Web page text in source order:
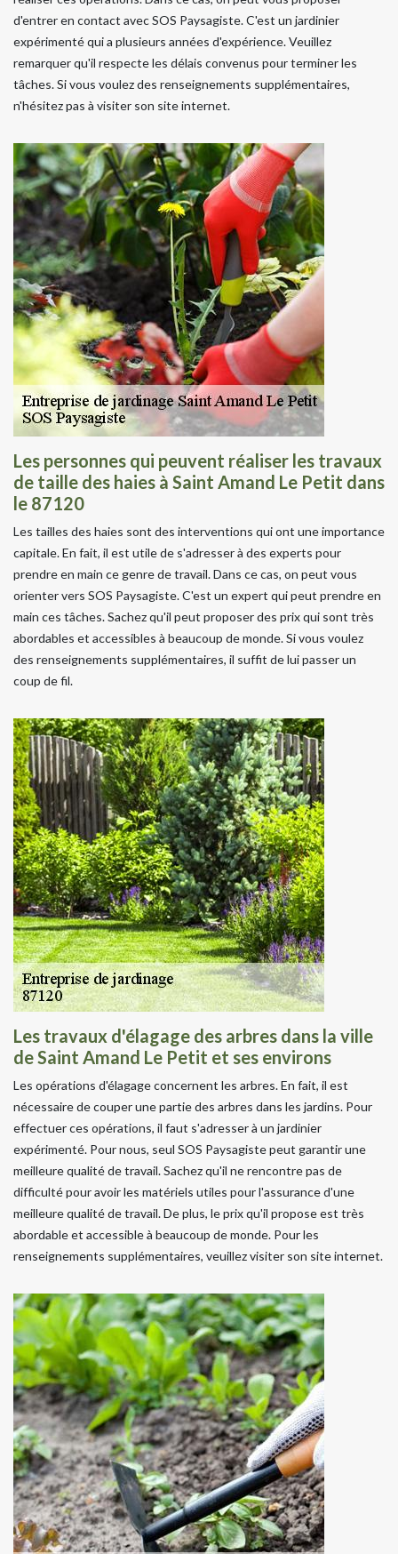
d'entrer en contact avec SOS Paysagiste. C'est un jardinier
expérimenté qui a plusieurs années d'expérience. Veuillez
remarquer qu'il respecte les délais convenus pour terminer les
tâches. Si vous voulez des renseignements supplémentaires,
n'hésitez pas à visiter son site internet.
Les personnes qui peuvent réaliser les travaux
de taille des haies à Saint Amand Le Petit dans
le 87120
Les tailles des haies sont des interventions qui ont une importance
capitale. En fait, il est utile de s'adresser à des experts pour
prendre en main ce genre de travail. Dans ce cas, on peut vous
orienter vers SOS Paysagiste. C'est un expert qui peut prendre en
main ces tâches. Sachez qu'il peut proposer des prix qui sont très
abordables et accessibles à beaucoup de monde. Si vous voulez
des renseignements supplémentaires, il suffit de lui passer un
coup de fil.
Les travaux d'élagage des arbres dans la ville
de Saint Amand Le Petit et ses environs
Les opérations d'élagage concernent les arbres. En fait, il est
nécessaire de couper une partie des arbres dans les jardins. Pour
effectuer ces opérations, il faut s'adresser à un jardinier
expérimenté. Pour nous, seul SOS Paysagiste peut garantir une
meilleure qualité de travail. Sachez qu'il ne rencontre pas de
difficulté pour avoir les matériels utiles pour l'assurance d'une
meilleure qualité de travail. De plus, le prix qu'il propose est très
abordable et accessible à beaucoup de monde. Pour les
renseignements supplémentaires, veuillez visiter son site internet.